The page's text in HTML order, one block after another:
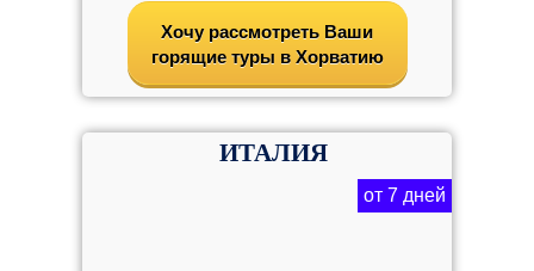
Хочу рассмотреть Ваши
горящие туры в Хорватию
ИТАЛИЯ
от 7 дней